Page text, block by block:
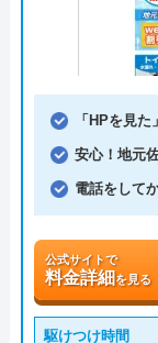
「HPを見
安心！地元
電話をして
公式サイトで
料金詳細を見る
駆けつけ時間